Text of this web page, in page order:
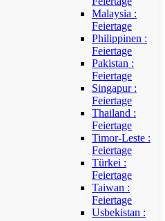
Malaysia :
Feiertage
Philippinen :
Feiertage
Pakistan :
Feiertage
Singapur :
Feiertage
Thailand :
Feiertage
Timor-Leste :
Feiertage
Türkei :
Feiertage
Taiwan :
Feiertage
Usbekistan :